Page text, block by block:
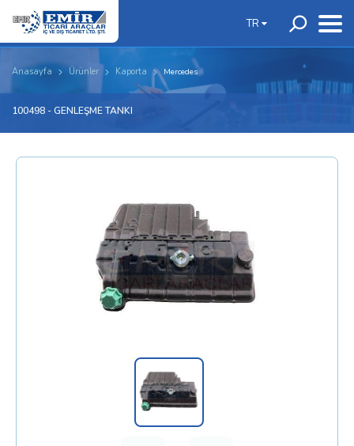
TR
Anasayfa Ürünler Kaporta Mercedes
100498 - GENLEŞME TANKI